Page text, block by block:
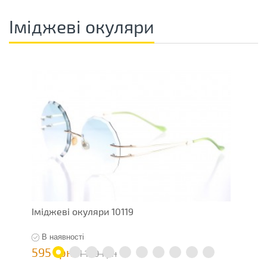
Іміджеві окуляри
Іміджеві окуляри 10119
В наявності
595 грн 1 190 грн